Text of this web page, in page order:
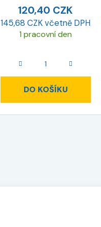
120,40 CZK
145,68 CZK včetně DPH
1 pracovní den
DO KOŠÍKU